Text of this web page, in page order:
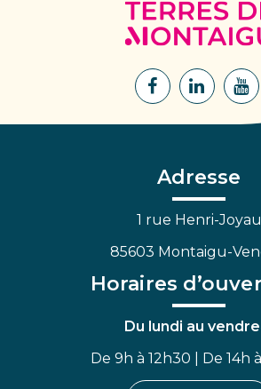
Lien
Facebook
Lien
Linkedin
Lien
Adresse
1 rue Henri-Joyau
85603 Montaigu-
Horaires
Du lundi au
De 9h à 12h30 | De 14h